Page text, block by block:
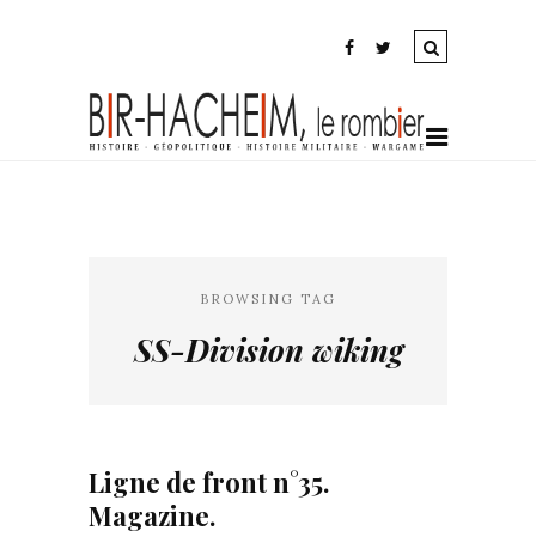
BROWSING TAG
SS-Division wiking
Ligne de front n°35.
Magazine.